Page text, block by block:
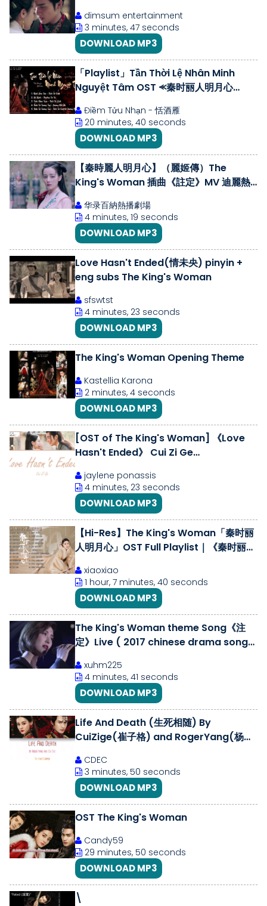
dimsum entertainment
3 minutes, 47 seconds
DOWNLOAD MP3
「Playlist」Tần Thời Lệ Nhân Minh
Nguyệt Tâm OST ⪻秦时丽人明月心
Điềm Tửu Nhạn - 恬酒雁
20 minutes, 40 seconds
DOWNLOAD MP3
【秦時麗人明月心】（麗姬傳）The
King's Woman 插曲《註定》MV 迪麗熱
华录百納熱播劇場
4 minutes, 19 seconds
DOWNLOAD MP3
Love Hasn't Ended(情未央) pinyin +
eng subs The King's Woman
sfswtst
4 minutes, 23 seconds
DOWNLOAD MP3
The King's Woman Opening Theme
Kastellia Karona
2 minutes, 4 seconds
DOWNLOAD MP3
[OST of The King's Woman] 《Love
Hasn't Ended》 Cui Zi Ge
jaylene ponassis
4 minutes, 23 seconds
DOWNLOAD MP3
【Hi-Res】The King's Woman「秦时丽
人明月心」OST Full Playlist｜《秦时丽人
丽热巴、张彬彬领衔主演｜古装爱情剧｜歌
词字幕
xiaoxiao
1 hour, 7 minutes, 40 seconds
DOWNLOAD MP3
The King's Woman theme Song《注
定》Live ( 2017 chinese drama song)
xuhm225
4 minutes, 41 seconds
DOWNLOAD MP3
Life And Death (生死相随) By
CuiZige(崔子格) and RogerYang(杨培
心) | (Chi/Pin/Eng)
CDEC
3 minutes, 50 seconds
DOWNLOAD MP3
OST The King's Woman
Candy59
29 minutes, 50 seconds
DOWNLOAD MP3
\